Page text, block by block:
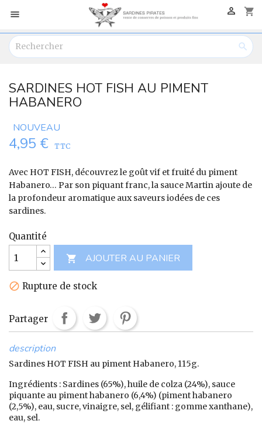
 shopping_cart


SARDINES HOT FISH AU PIMENT
HABANERO
NOUVEAU
4,95 € TTC
Avec HOT FISH, découvrez le goût vif et fruité du piment
Habanero… Par son piquant franc, la sauce Martin ajoute de
la profondeur aromatique aux saveurs iodées de ces
sardines.
Quantité

AJOUTER AU PANIER
 Rupture de stock
Partager
description
Sardines HOT FISH au piment Habanero, 115g.
Ingrédients : Sardines (65%), huile de colza (24%), sauce
piquante au piment habanero (6,4%) (piment habanero
(2,5%), eau, sucre, vinaigre, sel, gélifiant : gomme xanthane),
eau, sel.